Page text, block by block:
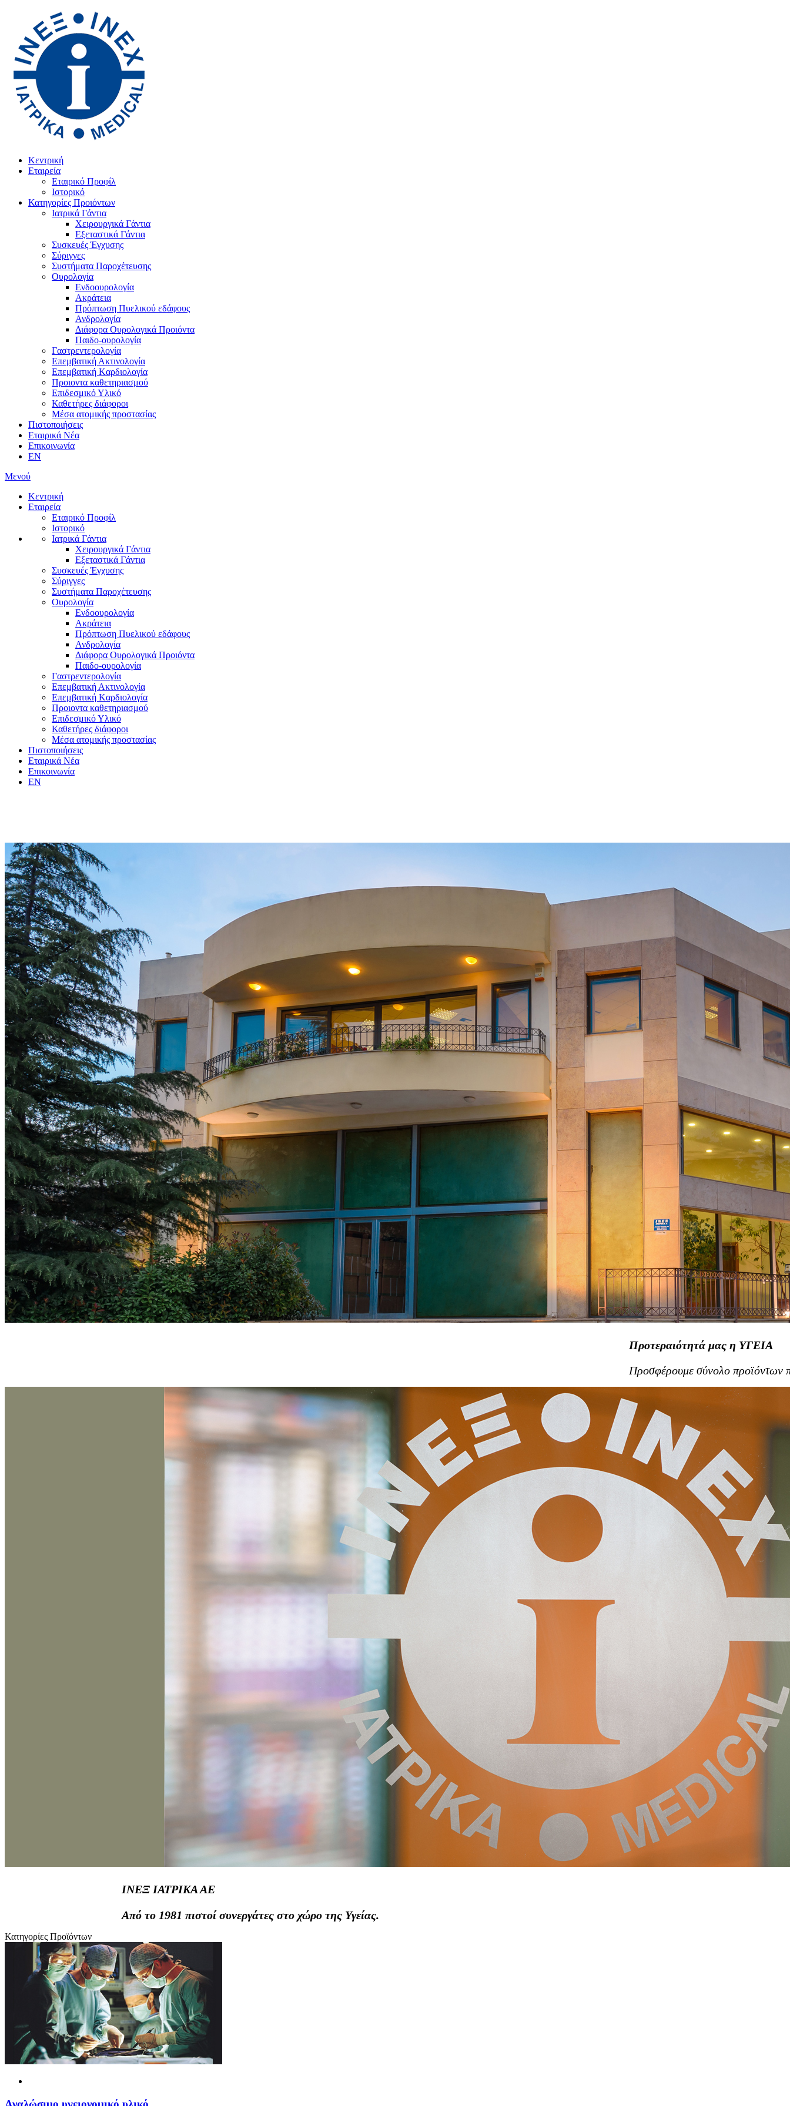
Κεντρική
Εταιρεία
Εταιρικό Προφίλ
Ιστορικό
Κατηγορίες Προιόντων
Ιατρικά Γάντια
Χειρουργικά Γάντια
Εξεταστικά Γάντια
Συσκευές Έγχυσης
Σύριγγες
Συστήματα Παροχέτευσης
Ουρολογία
Ενδοουρολογία
Ακράτεια
Πρόπτωση Πυελικού εδάφους
Ανδρολογία
Διάφορα Ουρολογικά Προιόντα
Παιδο-ουρολογία
Γαστρεντερολογία
Επεμβατική Ακτινολογία
Επεμβατική Kαρδιολογία
Προιοντα καθετηριασμού
Επιδεσμικό Υλικό
Καθετήρες διάφοροι
Μέσα ατομικής προστασίας
Πιστοποιήσεις
Εταιρικά Νέα
Επικοινωνία
EN
Μενού
Κεντρική
Εταιρεία
Εταιρικό Προφίλ
Ιστορικό
Ιατρικά Γάντια
Χειρουργικά Γάντια
Εξεταστικά Γάντια
Συσκευές Έγχυσης
Σύριγγες
Συστήματα Παροχέτευσης
Ουρολογία
Ενδοουρολογία
Ακράτεια
Πρόπτωση Πυελικού εδάφους
Ανδρολογία
Διάφορα Ουρολογικά Προιόντα
Παιδο-ουρολογία
Γαστρεντερολογία
Επεμβατική Ακτινολογία
Επεμβατική Kαρδιολογία
Προιοντα καθετηριασμού
Επιδεσμικό Υλικό
Καθετήρες διάφοροι
Μέσα ατομικής προστασίας
Πιστοποιήσεις
Εταιρικά Νέα
Επικοινωνία
EN
Προτεραιότητά μας η ΥΓΕΙΑ
Προσφέρουμε σύνολο προϊόντων
ΙΝΕΞ ΙΑΤΡΙΚΑ ΑΕ
Από το 1981 πιστοί συνεργάτες στο χώρο της Υγείας.
Κατηγορίες Προϊόντων